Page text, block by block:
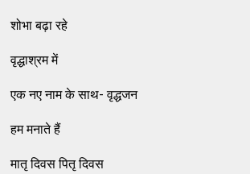
शोभा बढ़ा रहे
वृद्धाश्रम में
एक नए नाम के साथ- वृद्धजन
हम मनाते हैं
मातृ दिवस पितृ दिवस